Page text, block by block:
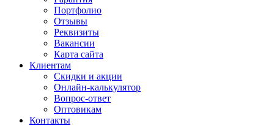
Портфолио
Отзывы
Реквизиты
Вакансии
Карта сайта
Клиентам
Скидки и акции
Онлайн-калькулятор
Вопрос-ответ
Оптовикам
Контакты